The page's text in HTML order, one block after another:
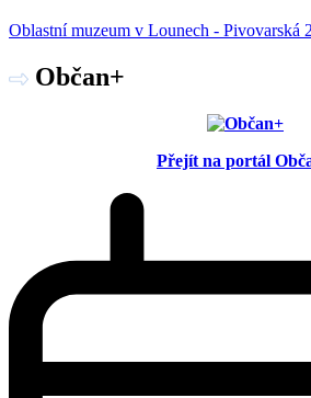
Oblastní muzeum v Lounech - Pivovarská
Občan+
Přejít na portál